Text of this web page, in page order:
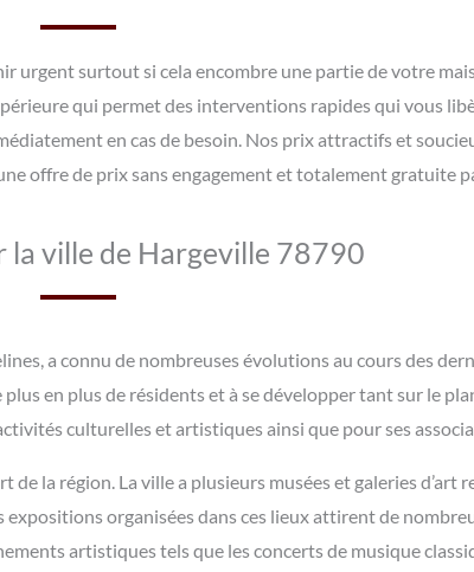
urgent surtout si cela encombre une partie de votre
qui permet des interventions rapides qui vous
en cas de besoin. Nos prix attractifs et
offre de prix sans engagement et totalement gratuite
la ville de Hargeville 78790
a connu de nombreuses évolutions au cours des
en plus de résidents et à se développer tant sur le
culturelles et artistiques ainsi que pour ses
la région. La ville a plusieurs musées et galeries d’art
organisées dans ces lieux attirent de
artistiques tels que les concerts de musique